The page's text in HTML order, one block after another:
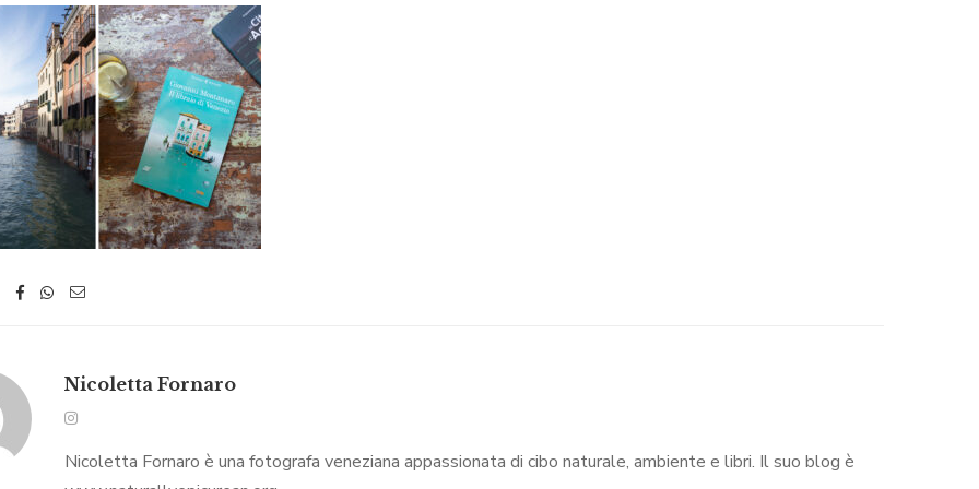
Nicoletta Fornaro
Nicoletta Fornaro è una fotografa veneziana appassionata di cibo naturale, ambiente e libri. Il suo blog è